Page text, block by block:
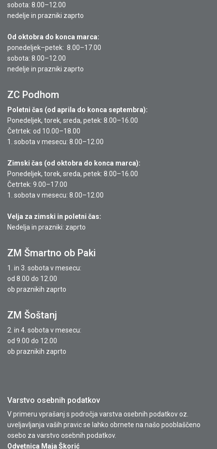
sobota: 8.00–12.00
nedelje in prazniki zaprto
Od oktobra do konca marca:
ponedeljek–petek: 8.00–17.00
sobota: 8.00–12.00
nedelje in prazniki zaprto
ZC Podhom
Poletni čas (od aprila do konca septembra):
Ponedeljek, torek, sreda, petek: 8.00–16.00
Četrtek: od 10.00–18.00
1. sobota v mesecu: 8.00–12.00
Zimski čas (od oktobra do konca marca):
Ponedeljek, torek, sreda, petek: 8.00–16.00
Četrtek: 9.00–17.00
1. sobota v mesecu: 8.00–12.00
Velja za zimski in poletni čas:
Nedelja in prazniki: zaprto
ZM Šmartno ob Paki
1. in 3. sobota v mesecu:
od 8.00 do 12.00
ob praznikih zaprto
ZM Šoštanj
2. in 4. sobota v mesecu:
od 9.00 do 12.00
ob praznikih zaprto
Varstvo osebnih podatkov
V primeru vprašanj s področja varstva osebnih podatkov oz.
uveljavljanja vaših pravic se lahko obrnete na našo pooblaščeno
osebo za varstvo osebnih podatkov.
Odvetnica Maja Škorić